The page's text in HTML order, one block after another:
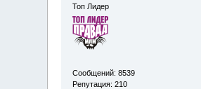
Топ Лидер
Сообщений: 8539
Репутация: 210